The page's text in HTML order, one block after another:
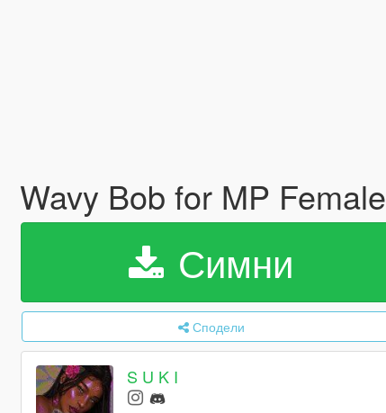
Wavy Bob for MP Female
Симни
Сподели
S U K I